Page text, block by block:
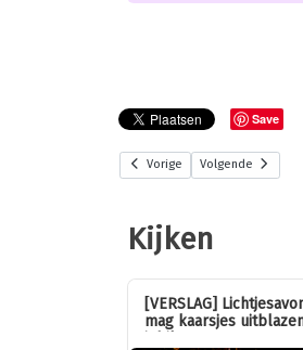
Save
Vorige Volgende
Kijken
[VERSLAG]
mag kaarsjes